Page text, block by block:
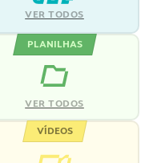
VER TODOS
PLANILHAS
VER TODOS
VÍDEOS